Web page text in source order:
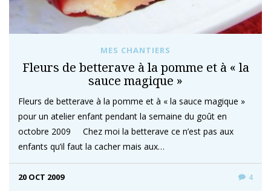
MES CHANTIERS
Fleurs de betterave à la pomme et à « la
sauce magique »
Fleurs de betterave à la pomme et à « la sauce magique »
pour un atelier enfant pendant la semaine du goût en
octobre 2009 Chez moi la betterave ce n’est pas aux
enfants qu’il faut la cacher mais aux…
20 OCT 2009 4